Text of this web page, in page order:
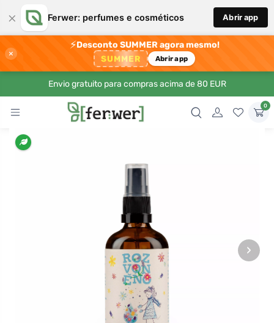
× Ferwer: perfumes e cosméticos Abrir app
×
⚡Desconto SUMMER agora mesmo!
SUMMER Abrir app
Envio gratuito para compras acima de 80 EUR
0
›